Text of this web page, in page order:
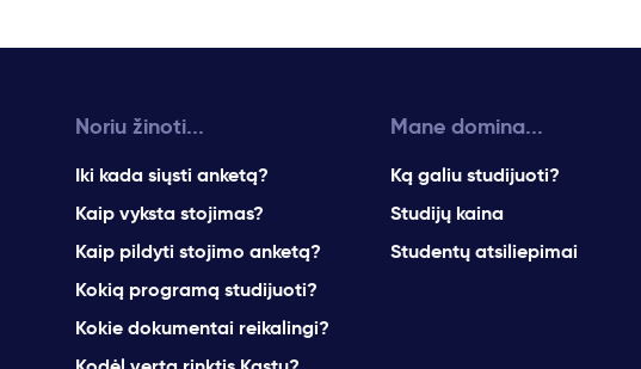
Noriu žinoti...
Iki kada siųsti anketą?
Kaip vyksta stojimas?
Kaip pildyti stojimo anketą?
Kokią programą studijuoti?
Kokie dokumentai reikalingi?
Mane domina...
Ką galiu studijuoti?
Studijų kaina
Studentų atsiliepimai